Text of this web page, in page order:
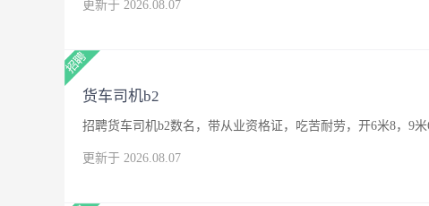
更新于 2026.08.07
货车司机b2
招聘货车司机b2数名，带从业资格证，吃苦耐劳，开6米8，9
更新于 2026.08.07